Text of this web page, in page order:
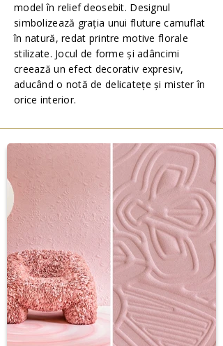
model în relief deosebit. Designul
simbolizează grația unui fluture camuflat
în natură, redat printre motive florale
stilizate. Jocul de forme și adâncimi
creează un efect decorativ expresiv,
aducând o notă de delicatețe și mister în
orice interior.